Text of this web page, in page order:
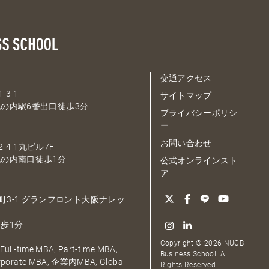
3-1
内駅6番出口徒歩3分
4-1丸ビル7F
内南口徒歩1分
3-1 グランフロント大阪ナレッ
1分
time MBA, Part-time MBA,
MBA, 企業内MBA, Global
交通アクセス
サイトマップ
プライバシーポリシ
ー
お問い合わせ
公式オンラインスト
ア
Copyright © 2026 NUCB
Business School. All
Rights Reserved.